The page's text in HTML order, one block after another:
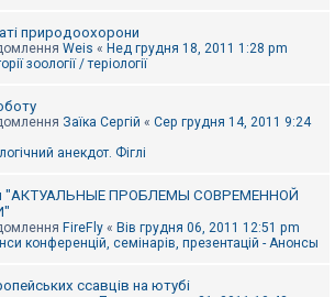
природоохорони
Weis « Нед грудня 18, 2011 1:28 pm
зоології / теріології
Заїка Сергій « Сер грудня 14, 2011 9:24
анекдот. Фіглі
"АКТУАЛЬНЫЕ ПРОБЛЕМЫ СОВРЕМЕННОЙ
FireFly « Вів грудня 06, 2011 12:51 pm
конференцій, семінарів, презентацій - Анонсы
ссавців на ютубі